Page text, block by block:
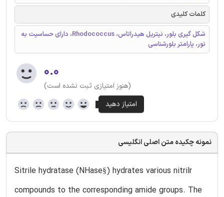
کلمات کلیدی
شکل گیری بلور، نیتریل هیدراتاس، Rhodococcus، دارای حساسیت به
نور، پارامتر بلورشناسی
۰.۰
(هنوز امتیازی ثبت نشده است)
نمونه چکیده متن اصلی انگلیسی
Sitrile hydratase (NHase§) hydrates various nitrilr
compounds to the corresponding amide groups. The